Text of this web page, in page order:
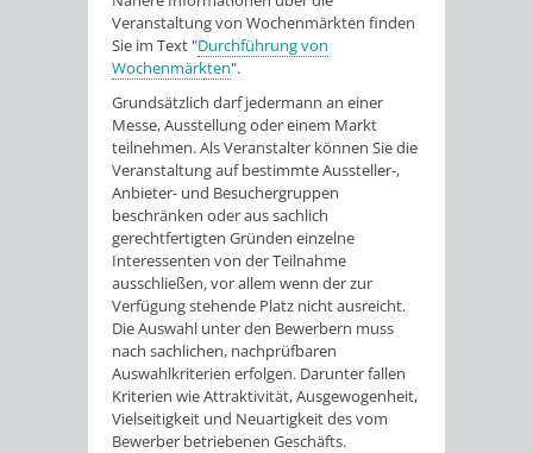
Veranstaltung von Wochenmärkten finden
Sie im Text "Durchführung von
Wochenmärkten".
Grundsätzlich darf jedermann an einer
Messe, Ausstellung oder einem Markt
teilnehmen. Als Veranstalter können Sie die
Veranstaltung auf bestimmte Aussteller-,
Anbieter- und Besuchergruppen
beschränken oder aus sachlich
gerechtfertigten Gründen einzelne
Interessenten von der Teilnahme
ausschließen,vor allem wenn der zur
Verfügung stehende Platz nicht ausreicht.
Die Auswahl unter den Bewerbern muss
nach sachlichen, nachprüfbaren
Auswahlkriterien erfolgen. Darunter fallen
Kriterien wie Attraktivität, Ausgewogenheit,
Vielseitigkeit und Neuartigkeit des vom
Bewerber betriebenen Geschäfts.